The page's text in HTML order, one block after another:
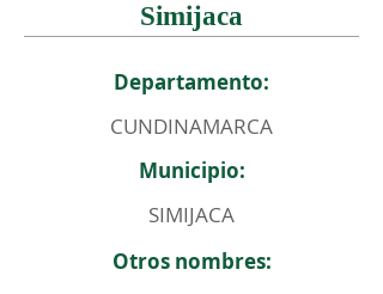
Simijaca
Departamento:
CUNDINAMARCA
Municipio:
SIMIJACA
Otros nombres: